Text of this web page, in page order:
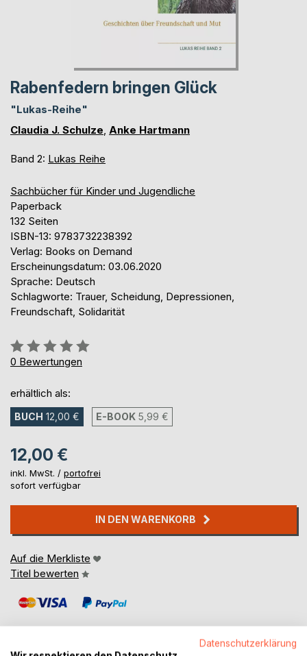
Rabenfedern bringen Glück
"Lukas-Reihe"
Claudia J. Schulze Anke Hartmann
Band 2: Lukas Reihe
Sachbücher für Kinder und Jugendliche
Paperback
132 Seiten
ISBN-13: 9783732238392
Verlag: Books on Demand
Erscheinungsdatum: 03.06.2020
Sprache: Deutsch
Schlagworte: Trauer, Scheidung, Depressionen,
Freundschaft, Solidarität
Bewertung::
0%
0 Bewertungen
erhältlich als:
BUCH 12,00 € E-BOOK 5,99 €
12,00 €
inkl. MwSt. / portofrei
sofort verfügbar
IN DEN WARENKORB
Auf die Merkliste
Titel bewerten
Datenschutzerklärung